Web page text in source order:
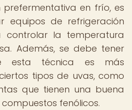
prefermentativa en frío, es
equipos de refrigeración
controlar la temperatura
Además, se debe tener
esta técnica es más
tipos de uvas, como
que tienen una buena
fenólicos.